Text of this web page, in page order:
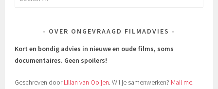
OVER ONGEVRAAGD FILMADVIES
Kort en bondig advies in nieuwe en oude films, soms
documentaires. Geen spoilers!
Geschreven doorLilian van Ooijen. Wil je samenwerken? Mail me.